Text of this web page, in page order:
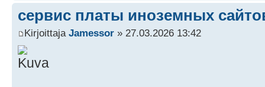
сервис платы иноземных
Kirjoittaja Jamessor » 27.03.2026 13:42